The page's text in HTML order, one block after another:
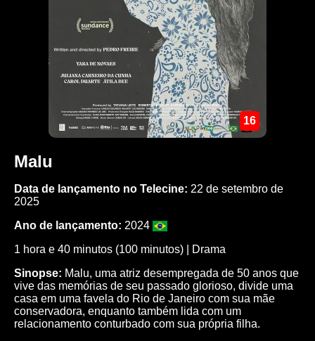
16
Malu
Data de lançamento no Telecine: 22 de setembro de
2025
Ano de lançamento: 2024
1 hora e 40 minutos (100 minutos) |
Drama
Sinopse: Malu, uma atriz desempregada de 50 anos que
vive das memórias de seu passado glorioso, divide uma
casa em uma favela do Rio de Janeiro com sua mãe
conservadora, enquanto também lida com um
relacionamento conturbado com sua própria filha.